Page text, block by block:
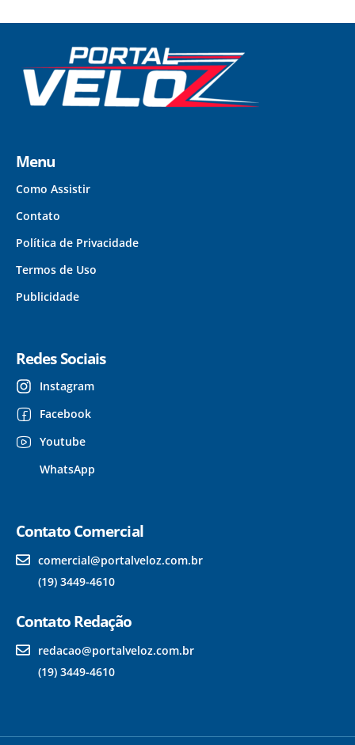
Menu
Como Assistir
Contato
Política de Privacidade
Termos de Uso
Publicidade
Redes Sociais
Instagram
Facebook
Youtube
WhatsApp
Contato Comercial
comercial@portalveloz.com.br
(19) 3449-4610
Contato Redação
redacao@portalveloz.com.br
(19) 3449-4610